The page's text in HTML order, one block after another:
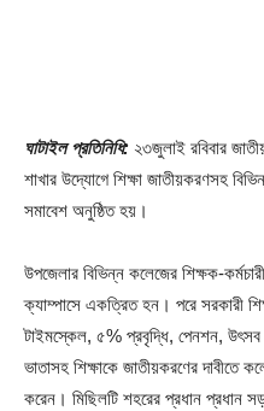
ঘাটাইল প্রতিনিধি: ২৩জুলাই রবিবার
শাখার উদ্যোগে শিক্ষা জাতীয়করণসহ
সমাবেশ অনুষ্ঠিত হয়।
উপজেলার বিভিন্ন কলেজের শিক্ষক-
ক্যাম্পাসে একত্রিত হন। পরে সরকারী
টাইমস্কেল, ৫% প্রবৃদ্ধি, পেনশন, উৎসব
ভাতাসহ শিক্ষাকে জাতীয়করণের দাবীতে
করেন। মিছিলটি শহরের প্রধান প্রধান